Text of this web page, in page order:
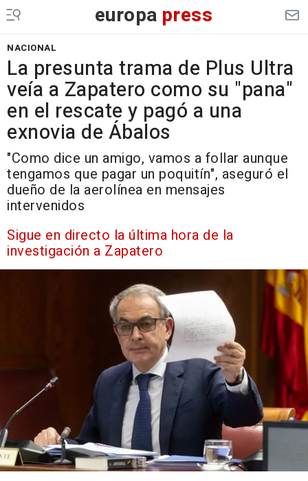
europa press
NACIONAL
La presunta trama de Plus Ultra
veía a Zapatero como su "pana"
en el rescate y pagó a una
exnovia de Ábalos
"Como dice un amigo, vamos a follar aunque
tengamos que pagar un poquitín", aseguró el
dueño de la aerolínea en mensajes
intervenidos
Sigue en directo la última hora de la
investigación a Zapatero